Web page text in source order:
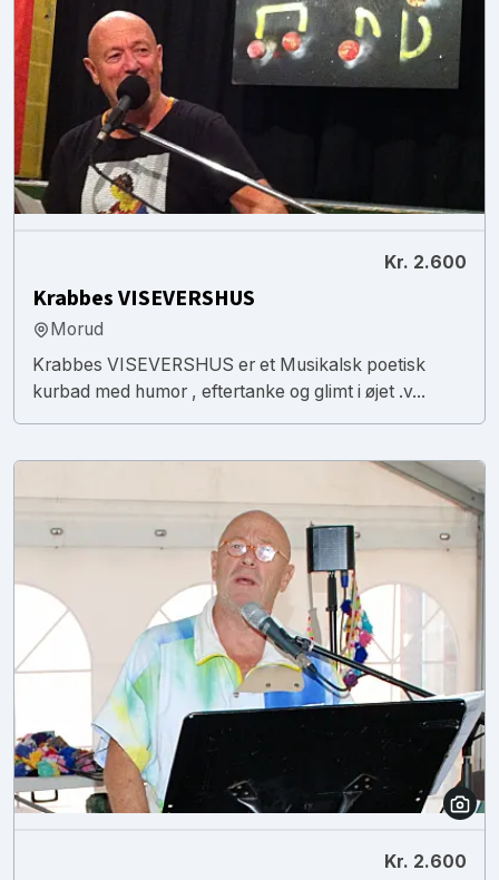
Kr. 2.600
Krabbes VISEVERSHUS
Morud
Krabbes VISEVERSHUS er et Musikalsk poetisk
kurbad med humor , eftertanke og glimt i øjet .v...
Kr. 2.600